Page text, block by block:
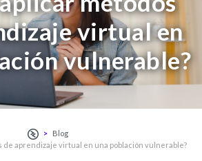
virtual en
vulnerable?
Blog
de aprendizaje virtual en una población vulnerable?